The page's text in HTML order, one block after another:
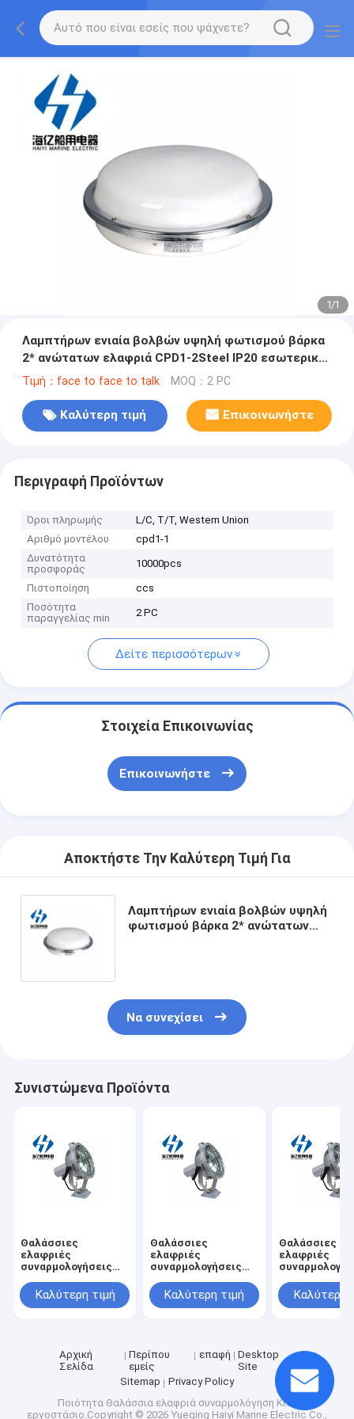
1/1
Λαμπτήρων ενιαία βολβών υψηλή φωτισμού βάρκα
2* ανώτατων ελαφριά CPD1-2Steel IP20 εσωτερική
σκαφών καλής ποιότητας θαλάσσια στρογγυλή
Τιμή：face to face to talk MOQ：2 PC
Καλύτερη τιμή Επικοινωνήστε
Περιγραφή Προϊόντων
Όροι πληρωμής
L/C, T/T, Western Union
Αριθμό μοντέλου
cpd1-1
Δυνατότητα
προσφοράς
10000pcs
Πιστοποίηση
ccs
Ποσότητα
παραγγελίας min
2 PC
Δείτε περισσότερων
Στοιχεία Επικοινωνίας
Επικοινωνήστε
Αποκτήστε Την Καλύτερη Τιμή Για
Λαμπτήρων ενιαία βολβών υψηλή
φωτισμού βάρκα 2* ανώτατων
Να συνεχίσει
Συνιστώμενα Προϊόντα
Θαλάσσιες
ελαφριές
συναρμολογήσεις
θαλάσσιο υπαίθριο
αποβαθρών λιμένων
θαλάσσιο
Καλύτερη τιμή
Θαλάσσιες
ελαφριές
συναρμολογήσεις
θαλάσσιο υπαίθριο
αποβαθρών λιμένων
θαλάσσιο
Καλύτερη τιμή
Θαλάσσιες
ελαφριές
θαλάσσιο
αποβαθρών
θαλάσσιο
Καλύτερη
Αρχική
Σελίδα
Περίπου
εμείς
επαφή
Desktop
Site
Sitemap
Privacy Policy
Ποιότητα Θαλάσσια ελαφριά συναρμολόγηση Κίνα
εργοστάσιο.Copyright © 2026 Yueqing Haiyi Marine Electric Co.,